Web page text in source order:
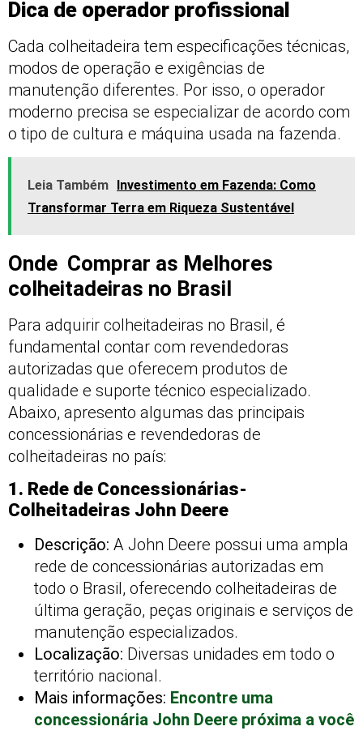
Dica de operador profissional
Cada colheitadeira tem especificações técnicas,
modos de operação e exigências de
manutenção diferentes. Por isso, o operador
moderno precisa se especializar de acordo com
o tipo de cultura e máquina usada na fazenda.
Leia Também Investimento em Fazenda: Como
Transformar Terra em Riqueza Sustentável
Onde Comprar as Melhores
colheitadeiras no Brasil
Para adquirir colheitadeiras no Brasil, é
fundamental contar com revendedoras
autorizadas que oferecem produtos de
qualidade e suporte técnico especializado.
Abaixo, apresento algumas das principais
concessionárias e revendedoras de
colheitadeiras no país:
1. Rede de Concessionárias-
Colheitadeiras John Deere
Descrição: A John Deere possui uma ampla
rede de concessionárias autorizadas em
todo o Brasil, oferecendo colheitadeiras de
última geração, peças originais e serviços de
manutenção especializados.
Localização: Diversas unidades em todo o
território nacional.
Mais informações: Encontre uma
concessionária John Deere próxima a você